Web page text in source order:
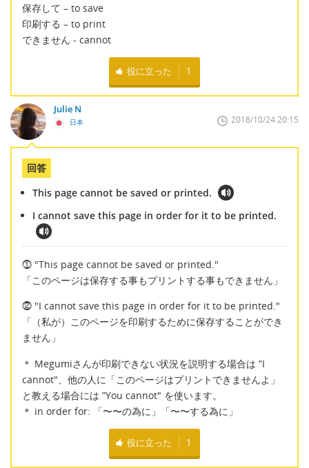
保存して – to save
印刷する – to print
できません - cannot
役に立った 1
Julie N
日本 2018/10/24 20:15
回答
This page cannot be saved or printed.
I cannot save this page in order for it to be printed.
⓵ "This page cannot be saved or printed."
「このページは保存する事もプリントする事もできません」
⓶ "I cannot save this page in order for it to be printed."
「（私が）このページを印刷するために保存することができ
ません」
＊ Megumiさんが印刷できない状況を説明する場合は ”I
cannot"、他の人に「このページはプリントできませんよ」
と教える場合には ”You cannot" を使います。
＊ in order for: 「〜〜の為に」「〜〜する為に」
役に立った 1